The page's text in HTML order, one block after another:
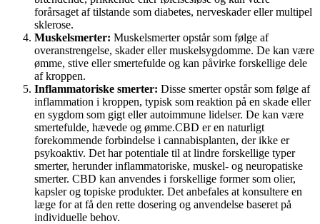
forårsaget af tilstande som diabetes, nerveskader eller multipel
sklerose.
Muskelsmerter: Muskelsmerter opstår som følge af
overanstrengelse, skader eller muskelsygdomme. De kan være
ømme, stive eller smertefulde og kan påvirke forskellige dele
af kroppen.
Inflammatoriske smerter: Disse smerter opstår som følge af
inflammation i kroppen, typisk som reaktion på en skade eller
en sygdom som gigt eller autoimmune lidelser. De kan være
smertefulde, hævede og ømme.CBD er en naturligt
forekommende forbindelse i cannabisplanten, der ikke er
psykoaktiv. Det har potentiale til at lindre forskellige typer
smerter, herunder inflammatoriske, muskel- og neuropatiske
smerter. CBD kan anvendes i forskellige former som olier,
kapsler og topiske produkter. Det anbefales at konsultere en
læge for at få den rette dosering og anvendelse baseret på
individuelle behov.